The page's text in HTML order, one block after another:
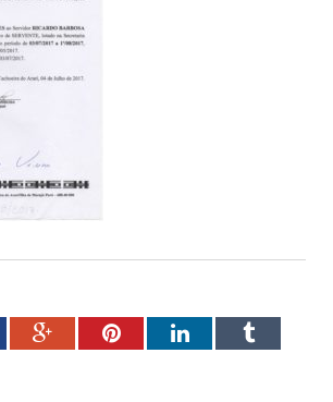
Google+PinterestLinkedInTumblr